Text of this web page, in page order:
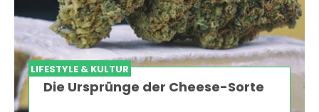
LIFESTYLE & KULTUR
Die Ursprünge der Cheese-Sorte